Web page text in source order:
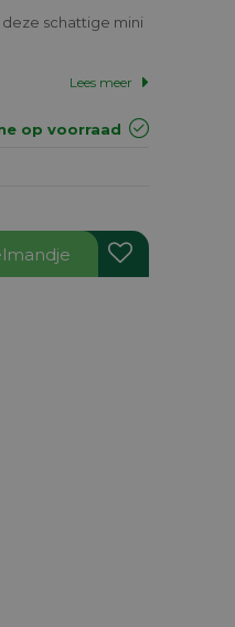
schattige mini
Lees meer
op voorraad